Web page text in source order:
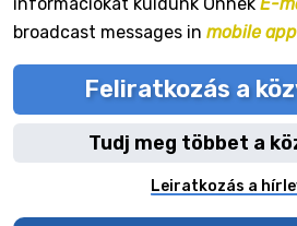
broadcast messages in mobile app
Feliratkozás a
Tudj meg többet a
Leiratkozás a